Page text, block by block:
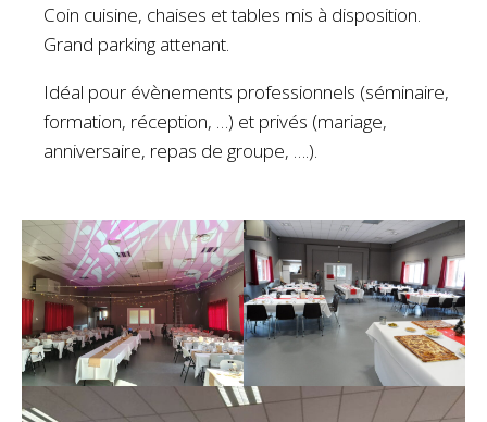
Coin cuisine, chaises et tables mis à disposition.
Grand parking attenant.
Idéal pour évènements professionnels (séminaire,
formation, réception, …) et privés (mariage,
anniversaire, repas de groupe, ….).